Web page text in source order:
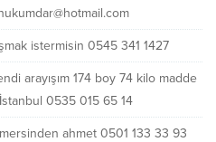
istermisin 0545 341 1427
arayışım 174 boy 74 kilo madde
İstanbul 0535 015 65 14
ahmet 0501 133 33 93